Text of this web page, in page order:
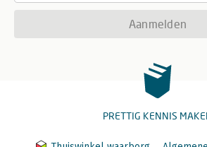
Aanmelden
PRETTIG KENNIS